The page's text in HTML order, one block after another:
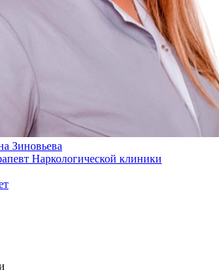
Зиновьева
Наркологической клиники